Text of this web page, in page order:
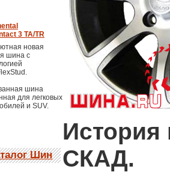
3 TA/TR
новая
шина с
шина
для легковых
и SUV.
Шин
История
СКАД.